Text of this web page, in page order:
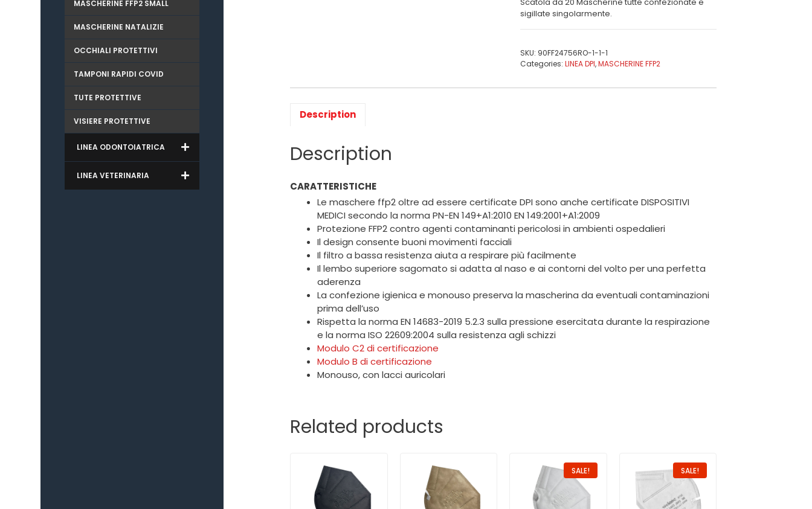
sigillate singolarmente.
SKU: 90FF24756RO-1-1-1
Categories:LINEA DPI,MASCHERINE FFP2
Description
Description
CARATTERISTICHE
Le maschere ffp2 oltre ad essere certificate DPI sono anche certificate DISPOSITIVI
MEDICI secondo la norma PN-EN 149+A1:2010 EN 149:2001+A1:2009
Protezione FFP2 contro agenti contaminanti pericolosi in ambienti ospedalieri
Il design consente buoni movimenti facciali
Il filtro a bassa resistenza aiuta a respirare più facilmente
Il lembo superiore sagomato si adatta al naso e ai contorni del volto per una perfetta
aderenza
La confezione igienica e monouso preserva la mascherina da eventuali contaminazioni
prima dell’uso
Rispetta la norma EN 14683-2019 5.2.3 sulla pressione esercitata durante la respirazione
e la norma ISO 22609:2004 sulla resistenza agli schizzi
Modulo C2 di certificazione
Modulo B di certificazione
Monouso, con lacci auricolari
Related products
SALE! SALE!
MASCHERINE FFP2 SMALL
MASCHERINE NATALIZIE
OCCHIALI PROTETTIVI
TAMPONI RAPIDI COVID
TUTE PROTETTIVE
VISIERE PROTETTIVE
LINEA ODONTOIATRICA
LINEA VETERINARIA